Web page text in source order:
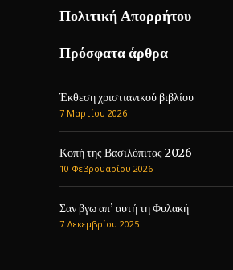
Πολιτική Απορρήτου
Πρόσφατα άρθρα
Έκθεση χριστιανικού βιβλίου
7 Μαρτίου 2026
Κοπή της Βασιλόπιτας 2026
10 Φεβρουαρίου 2026
Σαν βγω απ’ αυτή τη Φυλακή
7 Δεκεμβρίου 2025